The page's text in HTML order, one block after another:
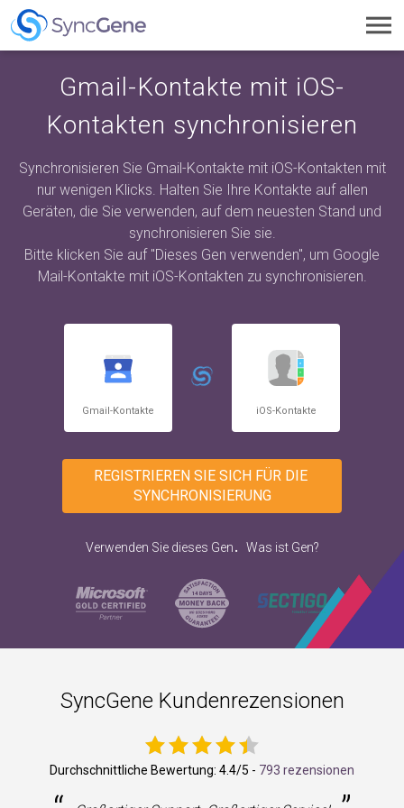
Gmail-Kontakte mit iOS-
Kontakten synchronisieren
Synchronisieren Sie Gmail-Kontakte mit iOS-Kontakten mit
nur wenigen Klicks. Halten Sie Ihre Kontakte auf allen
Geräten, die Sie verwenden, auf dem neuesten Stand und
synchronisieren Sie sie.
Bitte klicken Sie auf "Dieses Gen verwenden", um Google
Mail-Kontakte mit iOS-Kontakten zu synchronisieren.
Gmail-Kontakte iOS-Kontakte
REGISTRIEREN SIE SICH FÜR DIE
SYNCHRONISIERUNG
Verwenden Sie dieses Gen. Was ist Gen?
SyncGene Kundenrezensionen
Durchschnittliche Bewertung: 4.4/5 - 793 rezensionen